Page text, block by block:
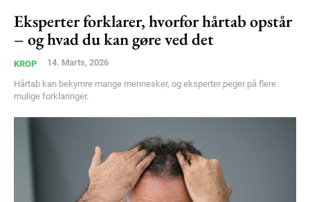
Eksperter forklarer, hvorfor hårtab opstår
– og hvad du kan gøre ved det
KROP 14. Marts, 2026
Hårtab kan bekymre mange mennesker, og eksperter peger på flere
mulige forklaringer.